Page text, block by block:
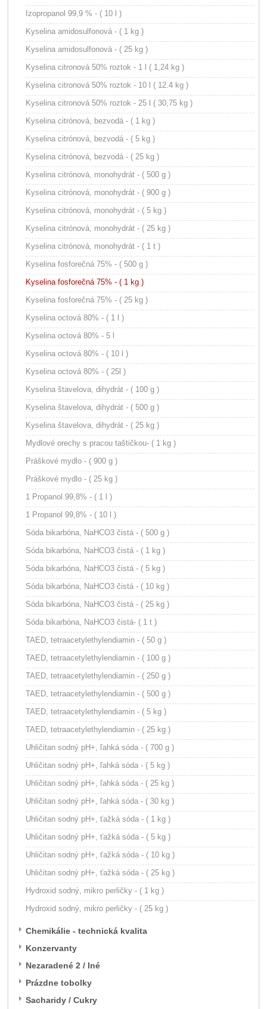
Izopropanol 99,9 % - ( 10 l )
Kyselina amidosulfonová - ( 1 kg )
Kyselina amidosulfonová - ( 25 kg )
Kyselina citronová 50% roztok - 1 l ( 1,24 kg )
Kyselina citronová 50% roztok - 10 l ( 12.4 kg )
Kyselina citronová 50% roztok - 25 l ( 30,75 kg )
Kyselina citrónová, bezvodá - ( 1 kg )
Kyselina citrónová, bezvodá - ( 5 kg )
Kyselina citrónová, bezvodá - ( 25 kg )
Kyselina citrónová, monohydrát - ( 500 g )
Kyselina citrónová, monohydrát - ( 900 g )
Kyselina citrónová, monohydrát - ( 5 kg )
Kyselina citrónová, monohydrát - ( 25 kg )
Kyselina citrónová, monohydrát - ( 1 t )
Kyselina fosforečná 75% - ( 500 g )
Kyselina fosforečná 75% - ( 1 kg )
Kyselina fosforečná 75% - ( 25 kg )
Kyselina octová 80% - ( 1 l )
Kyselina octová 80% - 5 l
Kyselina octová 80% - ( 10 l )
Kyselina octová 80% - ( 25l )
Kyselina štavelova, dihydrát - ( 100 g )
Kyselina štavelova, dihydrát - ( 500 g )
Kyselina štavelova, dihydrát - ( 25 kg )
Mydlové orechy s pracou taštičkou- ( 1 kg )
Práškové mydlo - ( 900 g )
Práškové mydlo - ( 25 kg )
1 Propanol 99,8% - ( 1 l )
1 Propanol 99,8% - ( 10 l )
Sóda bikarbóna, NaHCO3 čistá - ( 500 g )
Sóda bikarbóna, NaHCO3 čistá - ( 1 kg )
Sóda bikarbóna, NaHCO3 čistá - ( 5 kg )
Sóda bikarbóna, NaHCO3 čistá - ( 10 kg )
Sóda bikarbóna, NaHCO3 čistá - ( 25 kg )
Sóda bikarbóna, NaHCO3 čistá- ( 1 t )
TAED, tetraacetylethylendiamin - ( 50 g )
TAED, tetraacetylethylendiamin - ( 100 g )
TAED, tetraacetylethylendiamin - ( 250 g )
TAED, tetraacetylethylendiamin - ( 500 g )
TAED, tetraacetylethylendiamin - ( 5 kg )
TAED, tetraacetylethylendiamin - ( 25 kg )
Uhličitan sodný pH+, ľahká sóda - ( 700 g )
Uhličitan sodný pH+, ľahká sóda - ( 5 kg )
Uhličitan sodný pH+, ľahká sóda - ( 25 kg )
Uhličitan sodný pH+, ľahká sóda - ( 30 kg )
Uhličitan sodný pH+, ťažká sóda - ( 1 kg )
Uhličitan sodný pH+, ťažká sóda - ( 5 kg )
Uhličitan sodný pH+, ťažká sóda - ( 10 kg )
Uhličitan sodný pH+, ťažká sóda - ( 25 kg )
Hydroxid sodný, mikro perličky - ( 1 kg )
Hydroxid sodný, mikro perličky - ( 25 kg )
Chemikálie - technická kvalita
Konzervanty
Nezaradené 2 / Iné
Prázdne tobolky
Sacharidy / Cukry